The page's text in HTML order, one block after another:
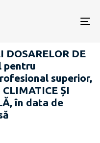
DOSARELOR DE
pentru
superior,
ȘI
în data de